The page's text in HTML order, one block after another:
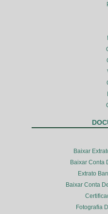
Baixar
Baixar Conta
Extrato
Baixar Conta
Fotografia